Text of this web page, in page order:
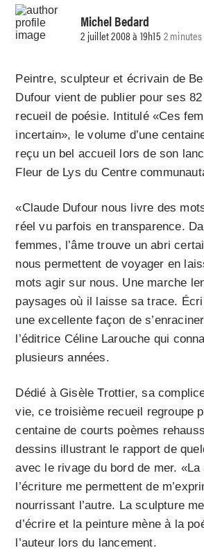
Michel Bedard
2 juillet 2008 à 19h15 2
Peintre, sculpteur et écrivain de
Dufour vient de publier pour ses
recueil de poésie. Intitulé «Ces
incertain», le volume d’une
reçu un bel accueil lors de son
Fleur de Lys du Centre
«Claude Dufour nous livre des
réel vu parfois en transparence.
femmes, l’âme trouve un abri
nous permettent de voyager en
mots agir sur nous. Une marche
paysages où il laisse sa trace.
une excellente façon de
l’éditrice Céline Larouche qui
plusieurs années.
Dédié à Gisèle Trottier, sa
vie, ce troisième recueil regroupe
centaine de courts poèmes
dessins illustrant le rapport de
avec le rivage du bord de mer.
l’écriture me permettent de
nourrissant l’autre. La sculpture
d’écrire et la peinture mène à la
l’auteur lors du lancement.